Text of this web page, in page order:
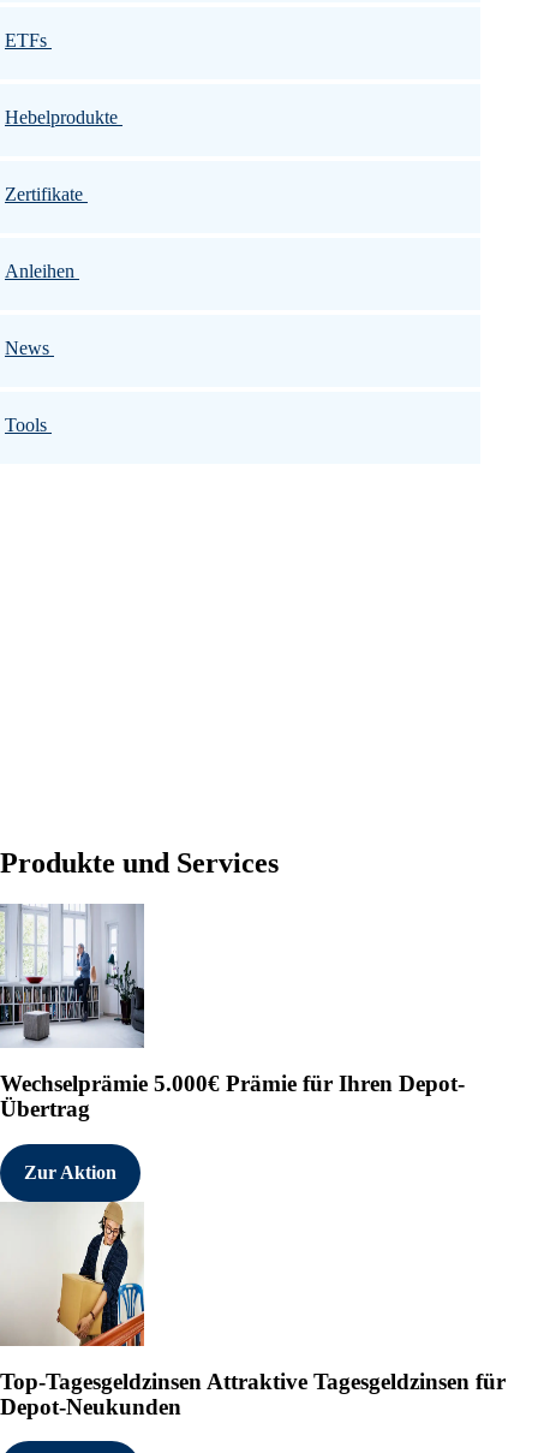
ETFs
Hebelprodukte
Zertifikate
Anleihen
News
Tools
Produkte und Services
Wechselprämie 5.000€ Prämie für Ihren Depot-
Übertrag
Zur Aktion
Top-Tagesgeldzinsen Attraktive Tagesgeldzinsen für
Depot-Neukunden